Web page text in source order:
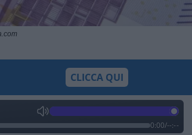
CLICCA QUI
0:00/--:--